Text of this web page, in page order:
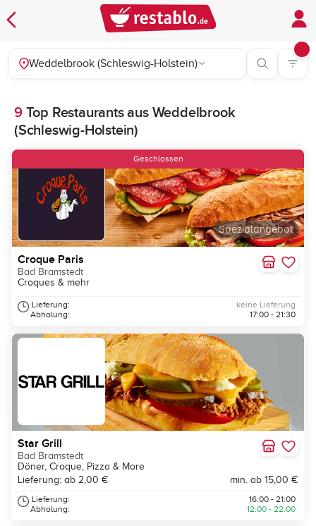
Weddelbrook (Schleswig-Holstein)
9Top Restaurants aus Weddelbrook
(Schleswig-Holstein)
Spezialangebot
Geschlossen
Croque Paris
Bad Bramstedt
Croques & mehr
Lieferung:
Abholung:
keine Lieferung
17:00 - 21:30
Star Grill
Bad Bramstedt
Döner, Croque, Pizza & More
Lieferung: ab 2,00 €
min. ab 15,00 €
Lieferung:
Abholung:
16:00 - 21:00
12:00 - 22:00